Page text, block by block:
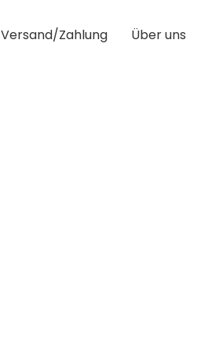
Versand/Zahlung Über uns